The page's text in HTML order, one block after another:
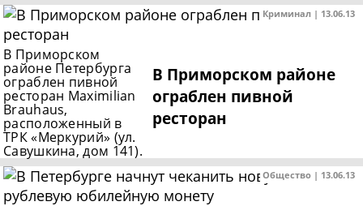
Криминал | 13.06.13
В Приморском районе
ограблен пивной
ресторан
В Приморском
районе Петербурга
ограблен пивной
ресторан Maximilian
Brauhaus,
расположенный в
ТРК «Меркурий» (ул.
Савушкина, дом 141).
Общество | 13.06.13